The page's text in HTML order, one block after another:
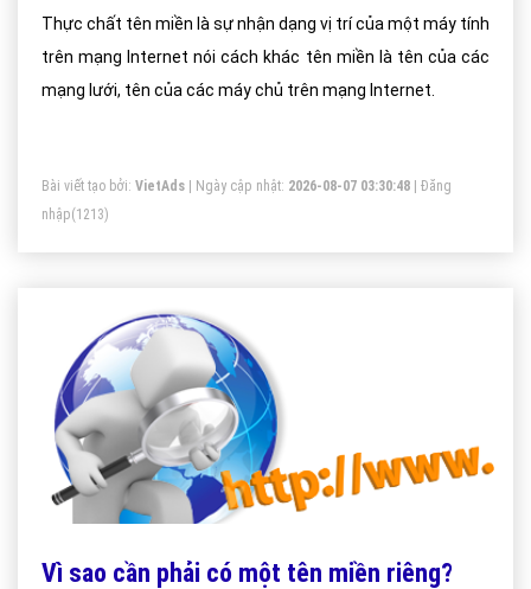
Thực chất tên miền là sự nhận dạng vị trí của một máy tính
trên mạng Internet nói cách khác tên miền là tên của các
mạng lưới, tên của các máy chủ trên mạng Internet.
Bài viết tạo bởi: VietAds | Ngày cập nhật: 2026-08-07 03:30:48
Đăng
nhập(1213)
Vì sao cần phải có một tên miền riêng?